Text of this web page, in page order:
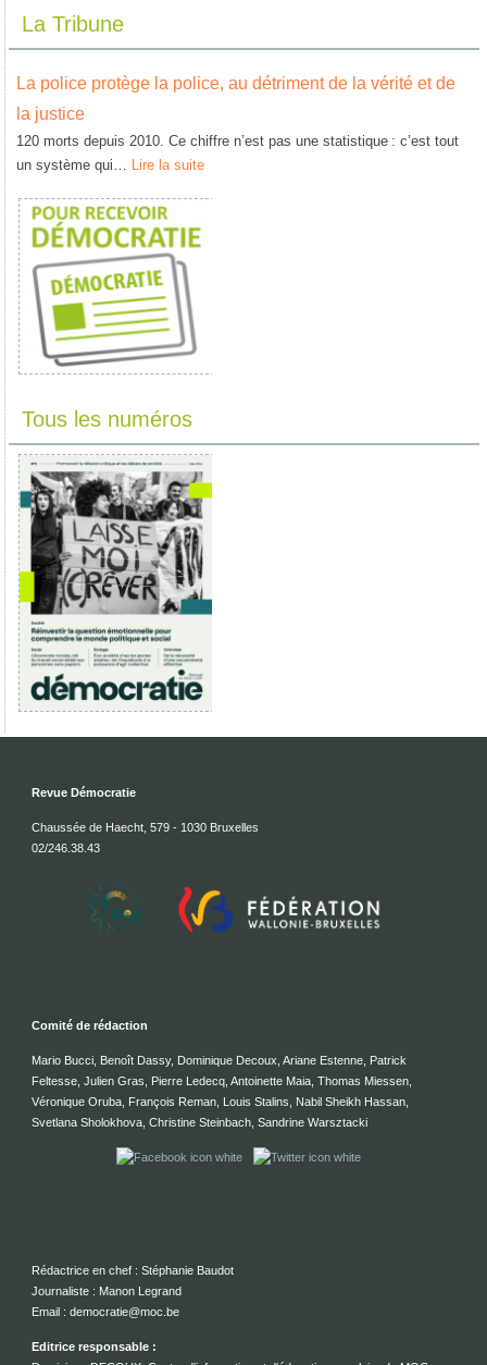
La Tribune
La police protège la police, au détriment de la vérité et de
la justice
120 morts depuis 2010. Ce chiffre n’est pas une statistique : c’est tout
un système qui…
Lire la suite
Tous les numéros
Revue Démocratie
Chaussée de Haecht, 579 - 1030 Bruxelles
02/246.38.43
Comité de rédaction
Mario Bucci, Benoît Dassy, Dominique Decoux, Ariane Estenne, Patrick
Feltesse, Julien Gras, Pierre Ledecq, Antoinette Maia, Thomas Miessen,
Véronique Oruba, François Reman, Louis Stalins, Nabil Sheikh Hassan,
Svetlana Sholokhova, Christine Steinbach, Sandrine Warsztacki
Rédactrice en chef : Stéphanie Baudot
Journaliste : Manon Legrand
Email : democratie@moc.be
Editrice responsable :